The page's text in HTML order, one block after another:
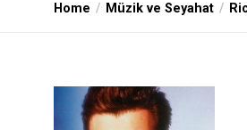
Home Müzik ve Seyahat